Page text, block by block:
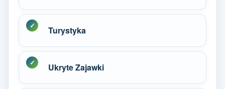
Turystyka
Ukryte Zajawki